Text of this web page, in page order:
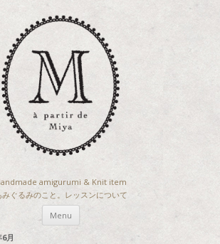
amigurumi & Knit item
みぐるみのこと。レッスンについて
Menu
月